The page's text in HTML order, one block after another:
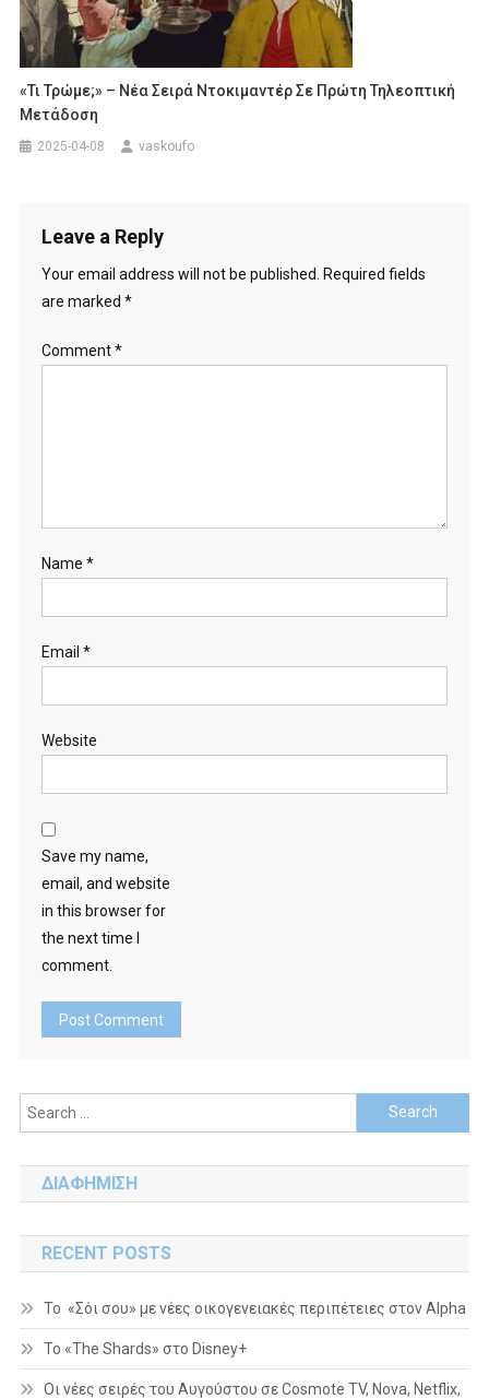
«Τι Τρώμε;» – Νέα Σειρά Ντοκιμαντέρ Σε Πρώτη Τηλεοπτική
Μετάδοση
2025-04-08 vaskoufo
Leave a Reply
Your email address will not be published.
Required fields
are marked *
Comment*
Name *
Email *
Website
Save my name,
email, and website
in this browser for
the next time I
comment.
Search
for:
ΔΙΑΦΗΜΙΣΗ
RECENT POSTS
Το «Σόι σου» με νέες οικογενειακές περιπέτειες στον Alpha
To «The Shards» στο Disney+
Οι νέες σειρές του Αυγούστου σε Cosmote TV, Nova, Netflix,